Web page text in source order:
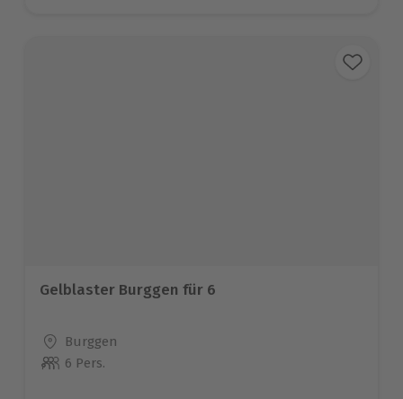
Gelblaster Burggen für 6
Standort
Burggen
Anzahl der Teilnehmer
6 Pers.